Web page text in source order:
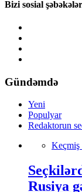
Bizi sosial
Gündəmdə
Yeni
Populyar
Redaktorun
Keçmiş
Rusiya